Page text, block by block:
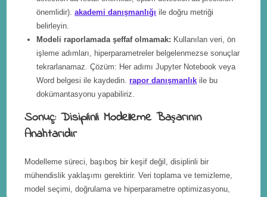
önemlidir).akademi danışmanlığı ile doğru metriği
belirleyin.
Modeli raporlamada şeffaf olmamak: Kullanılan veri, ön
işleme adımları, hiperparametreler belgelenmezse sonuçlar
tekrarlanamaz. Çözüm: Her adımı Jupyter Notebook veya
Word belgesi ile kaydedin.rapor danışmanlık ile bu
dokümantasyonu yapabiliriz.
Sonuç: Disiplinli Modelleme Başarının
Anahtarıdır
Modelleme süreci, başıboş bir keşif değil, disiplinli bir
mühendislik yaklaşımı gerektirir. Veri toplama ve temizleme,
model seçimi, doğrulama ve hiperparametre optimizasyonu,